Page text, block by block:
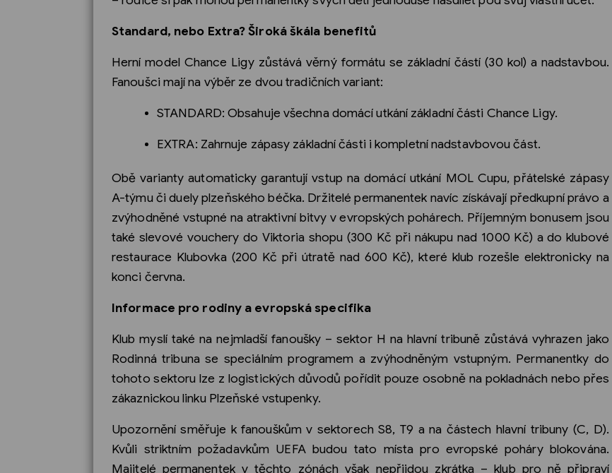
Standard, nebo Extra? Široká škála benefitů
Herní model Chance Ligy zůstává věrný formátu se základní částí (30 kol) a nadstavbou.
Fanoušci mají na výběr ze dvou tradičních variant:
STANDARD: Obsahuje všechna domácí utkání základní části Chance Ligy.
EXTRA: Zahrnuje zápasy základní části i kompletní nadstavbovou část.
Obě varianty automaticky garantují vstup na domácí utkání MOL Cupu, přátelské zápasy
A-týmu či duely plzeňského béčka. Držitelé permanentek navíc získávají předkupní právo a
zvýhodněné vstupné na atraktivní bitvy v evropských pohárech. Příjemným bonusem jsou
také slevové vouchery do Viktoria shopu (300 Kč při nákupu nad 1000 Kč) a do klubové
restaurace Klubovka (200 Kč při útratě nad 600 Kč), které klub rozešle elektronicky na
konci června.
Informace pro rodiny a evropská specifika
Klub myslí také na nejmladší fanoušky – sektor H na hlavní tribuně zůstává vyhrazen jako
Rodinná tribuna se speciálním programem a zvýhodněným vstupným. Permanentky do
tohoto sektoru lze z logistických důvodů pořídit pouze osobně na pokladnách nebo přes
zákaznickou linku Plzeňské vstupenky.
Upozornění směřuje k fanouškům v sektorech S8, T9 a na částech hlavní tribuny (C, D).
Kvůli striktním požadavkům UEFA budou tato místa pro evropské poháry blokována.
Majitelé permanentek v těchto zónách však nepřijdou zkrátka – klub pro ně připraví